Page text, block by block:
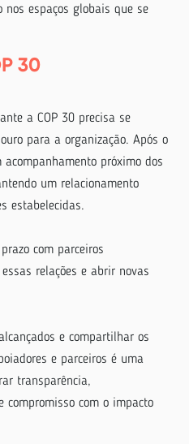
nos espaços globais que se
30
a COP 30 precisa se
para a organização. Após o
próximo dos
um relacionamento
estabelecidas.
com parceiros
relações e abrir novas
e compartilhar os
e parceiros é uma
transparência,
com o impacto